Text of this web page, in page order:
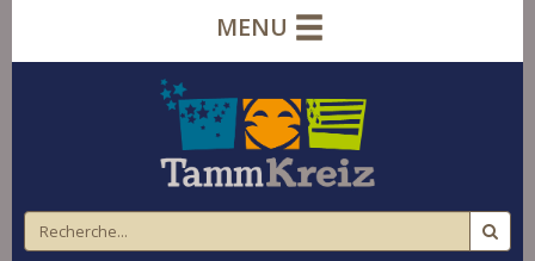
MENU